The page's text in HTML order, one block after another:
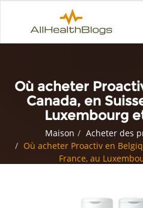
Où acheter
Canada, en
Luxembourg
Maison
Acheter des
Où acheter Proactiv en
France, au